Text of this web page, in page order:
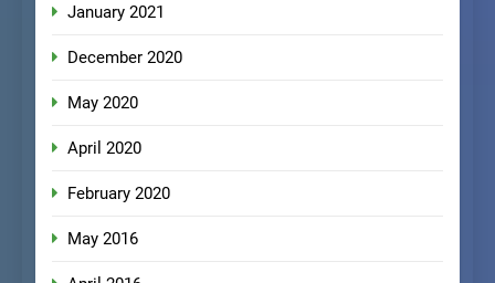
January 2021
December 2020
May 2020
April 2020
February 2020
May 2016